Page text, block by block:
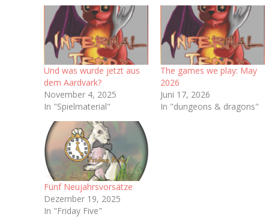
Und was wurde jetzt aus
dem Aardvark?
November 4, 2025
In "Spielmaterial"
The games we play: May
2026
Juni 17, 2026
In "dungeons & dragons"
Fünf Neujahrsvorsätze
Dezember 19, 2025
In "Friday Five"